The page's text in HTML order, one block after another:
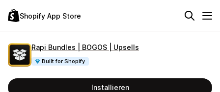
Shopify App Store
Rapi Bundles | BOGOS | Upsells
Built for Shopify
Installieren